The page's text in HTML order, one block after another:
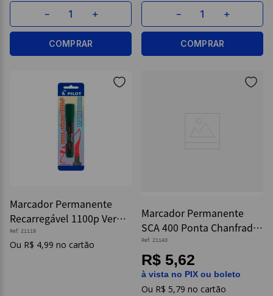
＋
－
COMPRAR
＋
－
COMPRAR
Marcador Permanente
Recarregável 1100p Verde
Blister - Pilot
Ref. 21119
R$ 4,99
Marcador Permanente
SCA 400 Ponta Chanfrada
Azul - Pilot
Ref. 21140
R$ 5,62
à vista no PIX ou boleto
R$ 5,79